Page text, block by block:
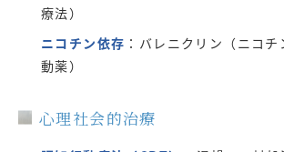
療法）
ニコチン依存 ：バレニクリン（ニコ
動薬）
心理社会的治療